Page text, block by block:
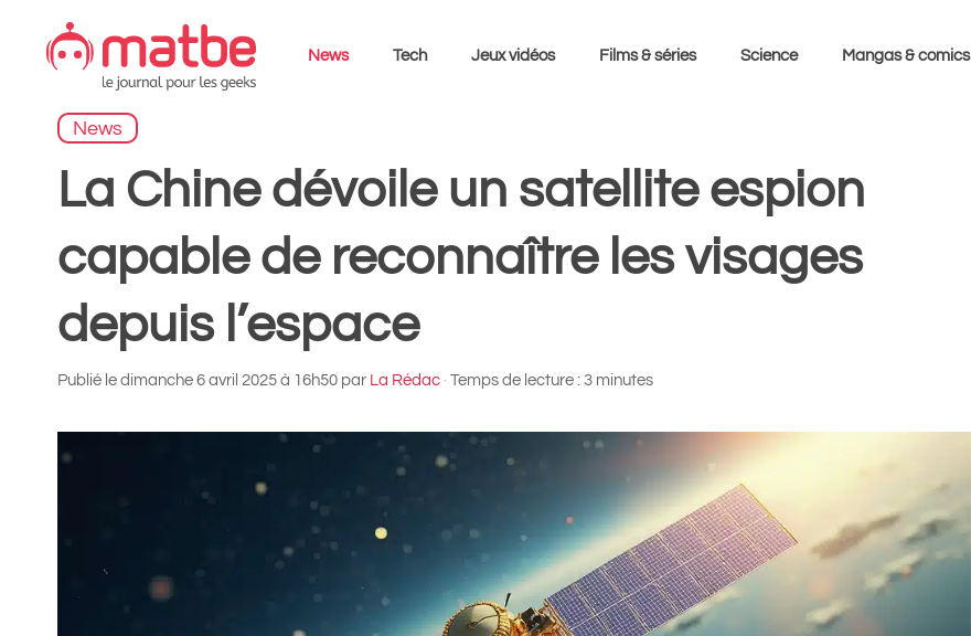
contenu
News Tech Jeux vidéos Films & séries Science Mangas & comics
News
La Chine dévoile un satellite espion
capable de reconnaître les visages
depuis l’espace
Publié ledimanche 6 avril 2025 à 16h50 par La Rédac · Temps de lecture : 3 minutes